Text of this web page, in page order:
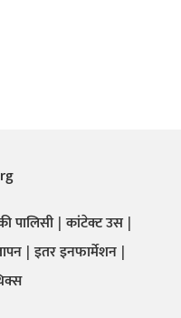
पालिसी कांटेक्ट उस
इतर इनफार्मेशन